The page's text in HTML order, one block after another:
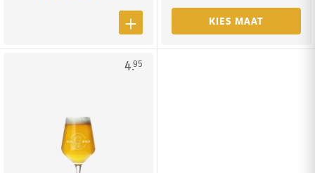
KIES MAAT
4.95